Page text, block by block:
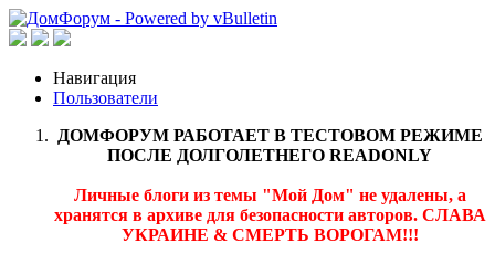
Навигация
Пользователи
ДОМФОРУМ РАБОТАЕТ В ТЕСТОВОМ РЕЖИМЕ
ПОСЛЕ ДОЛГОЛЕТНЕГО READONLY
Личные блоги из темы "Мой Дом" не удалены, а
хранятся в архиве для безопасности авторов. СЛАВА
УКРАИНЕ & СМЕРТЬ ВОРОГАМ!!!